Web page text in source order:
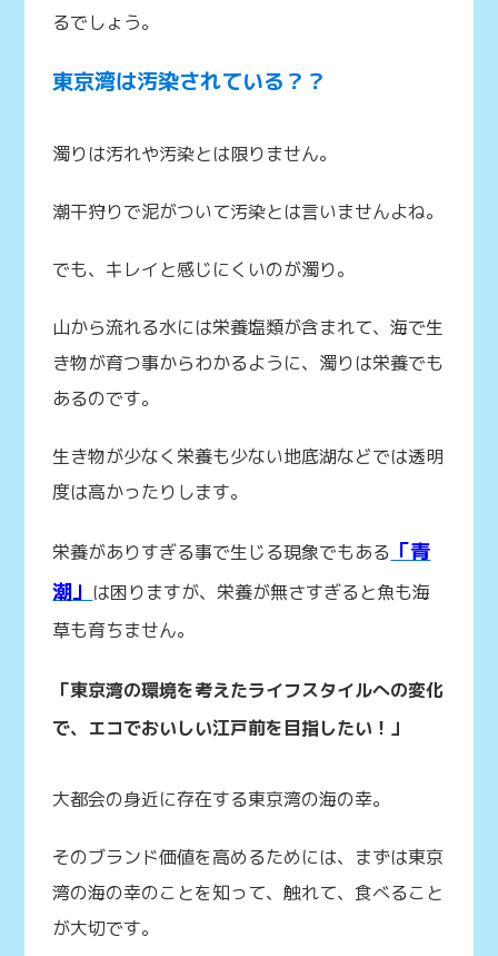
るでしょう。
東京湾は汚染されている？？
濁りは汚れや汚染とは限りません。
潮干狩りで泥がついて汚染とは言いませんよね。
でも、キレイと感じにくいのが濁り。
山から流れる水には栄養塩類が含まれて、海で生
き物が育つ事からわかるように、濁りは栄養でも
あるのです。
生き物が少なく栄養も少ない地底湖などでは透明
度は高かったりします。
栄養がありすぎる事で生じる現象でもある 「青
潮」 は困りますが、栄養が無さすぎると魚も海
草も育ちません。
「東京湾の環境を考えたライフスタイルへの変化
で、エコでおいしい江戸前を目指したい！」
大都会の身近に存在する東京湾の海の幸。
そのブランド価値を高めるためには、まずは東京
湾の海の幸のことを知って、触れて、食べること
が大切です。